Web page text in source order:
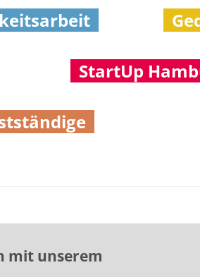
StartUp
mit unserem